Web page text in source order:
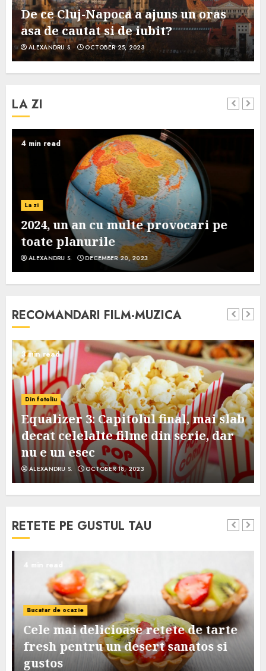
De ce Cluj-Napoca a ajuns un oras
asa de cautat si de iubit?
ALEXANDRU S. OCTOBER 25, 2023
LA ZI
4 min read
La zi
2024, un an cu multe provocari pe
toate planurile
ALEXANDRU S. DECEMBER 20, 2023
RECOMANDARI FILM-MUZICA
3 min read
Din fotoliu
Equalizer 3: Capitolul final, mai slab
decat celelalte filme din serie, dar
nu e un esec
ALEXANDRU S. OCTOBER 18, 2023
RETETE PE GUSTUL TAU
4 min read
Bucatar de ocazie
Cele mai delicioase retete de tarte
fresh pentru un desert sanatos si
gustos